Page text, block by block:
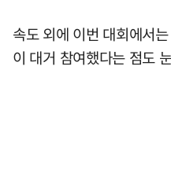
속도 외에 이번 대회에서
이 대거 참여했다는 점도